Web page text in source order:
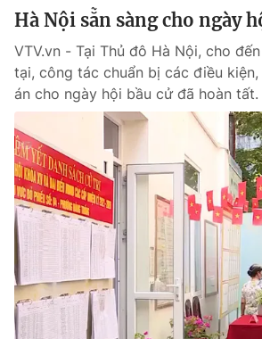
Hà Nội sẵn sàng cho ngày
VTV.vn - Tại Thủ đô Hà Nội, cho
tại, công tác chuẩn bị các điều
án cho ngày hội bầu cử đã hoàn tất.